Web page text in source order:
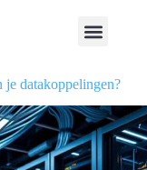
datakoppelingen?